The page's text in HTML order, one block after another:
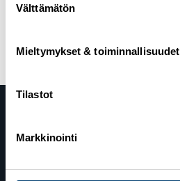
valinta
Välttämätön
Mieltymykset & toiminnallisuudet
Tilastot
Markkinointi
selaus